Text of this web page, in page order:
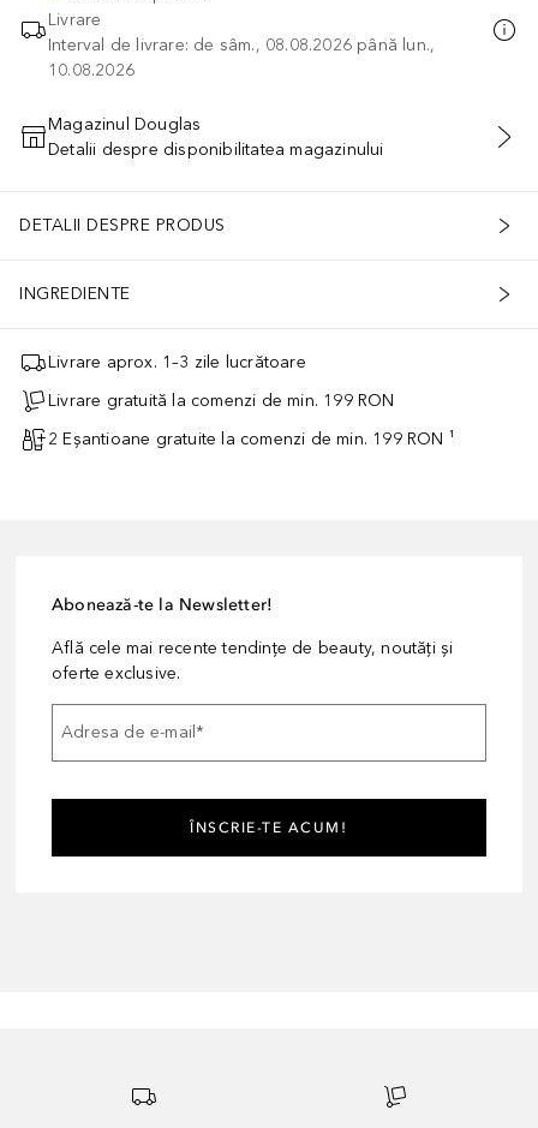
Livrare
Interval de livrare: de sâm., 08.08.2026 până lun.,
10.08.2026
ADĂUGAȚI ÎN COŞ
Magazinul Douglas
Detalii despre disponibilitatea magazinului
DETALII DESPRE PRODUS
INGREDIENTE
Livrare aprox. 1–3 zile lucrătoare
Livrare gratuită la comenzi de min. 199 RON
2 Eșantioane gratuite la comenzi de min. 199 RON ¹
Abonează-te la Newsletter!
Află cele mai recente tendințe de beauty, noutăți și
oferte exclusive.
Adresa de e-mail*
ÎNSCRIE-TE ACUM!